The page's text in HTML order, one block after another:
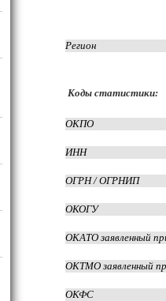
Регион
Коды статистики:
ОКПО
ИНН
ОГРН / ОГРНИП
ОКОГУ
ОКАТО заявленный
ОКТМО заявленный
ОКФС